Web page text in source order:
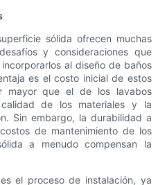
sólida ofrecen muchas
y consideraciones que
al diseño de baños
es el costo inicial de estos
mayor que el de los lavabos
de los materiales y la
Sin embargo, la durabilidad a
de mantenimiento de los
a menudo compensan la
el proceso de instalación, ya